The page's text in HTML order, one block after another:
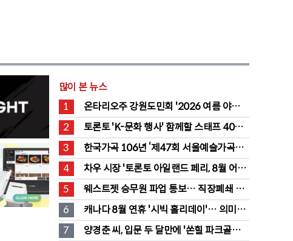
많이 본 뉴스
1
온타리오주 강원도민회 '2026 여름 야유
회' 성료
2
토론토 'K-문화 행사' 함께할 스태프 40명
채용 공고
3
한국가곡 106년 ‘제47회 서울예술가곡제’
2회차 무대 성황
4
차우 시장 '토론토 아일랜드 페리, 8월 어린
이·시니어 무료' 발표
5
웨스트젯 승무원 파업 통보… 직장폐쇄 맞
불에 항공 대란
6
캐나다 8월 연휴 '시빅 홀리데이'… 의미와
유래 완전정리
7
양경춘 씨, 입문 두 달만에 '쏜힐 파크골프'